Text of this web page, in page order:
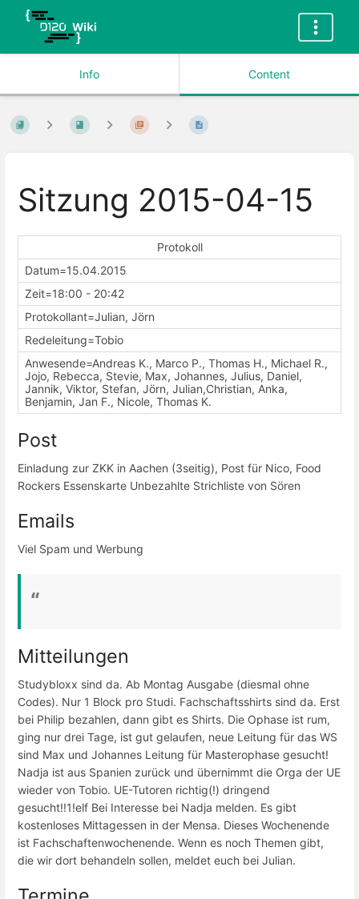
Info Content
Sitzung 2015-04-15
Protokoll
Datum=15.04.2015
Zeit=18:00 - 20:42
Protokollant=Julian, Jörn
Redeleitung=Tobio
Anwesende=Andreas K., Marco P., Thomas H., Michael R.,
Jojo, Rebecca, Stevie, Max, Johannes, Julius, Daniel,
Jannik, Viktor, Stefan, Jörn, Julian,Christian, Anka,
Benjamin, Jan F., Nicole, Thomas K.
Post
Einladung zur ZKK in Aachen (3seitig), Post für Nico, Food
Rockers Essenskarte Unbezahlte Strichliste von Sören
Emails
Viel Spam und Werbung
Mitteilungen
Studybloxx sind da. Ab Montag Ausgabe (diesmal ohne
Codes). Nur 1 Block pro Studi. Fachschaftsshirts sind da. Erst
bei Philip bezahlen, dann gibt es Shirts. Die Ophase ist rum,
ging nur drei Tage, ist gut gelaufen, neue Leitung für das WS
sind Max und Johannes Leitung für Masterophase gesucht!
Nadja ist aus Spanien zurück und übernimmt die Orga der UE
wieder von Tobio. UE-Tutoren richtig(!) dringend
gesucht!!1!elf Bei Interesse bei Nadja melden. Es gibt
kostenloses Mittagessen in der Mensa. Dieses Wochenende
ist Fachschaftenwochenende. Wenn es noch Themen gibt,
die wir dort behandeln sollen, meldet euch bei Julian.